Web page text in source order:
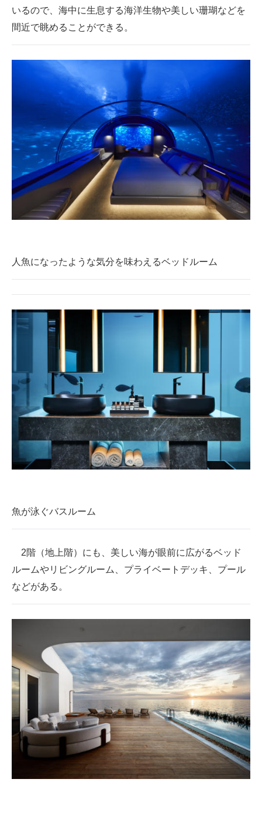
企業ITのトレンドを詳説
マーケ×ITの今がよく分かる
ITエンジニア向け専門サイト
企業向けIT製品の総合サイト
IT製品の技術・比較・事例
製造業のIT導入・活用を支援
モノづくり技術者専門サイト
エレクトロニクス専門サイト
エネルギーの専門メディア
ちょっと気になるネットの話題
いるので、海中に生息する海洋生物や美しい珊瑚などを
間近で眺めることができる。
人魚になったような気分を味わえるベッドルーム
魚が泳ぐバスルーム
2階（地上階）にも、美しい海が眼前に広がるベッド
ルームやリビングルーム、プライベートデッキ、プール
などがある。